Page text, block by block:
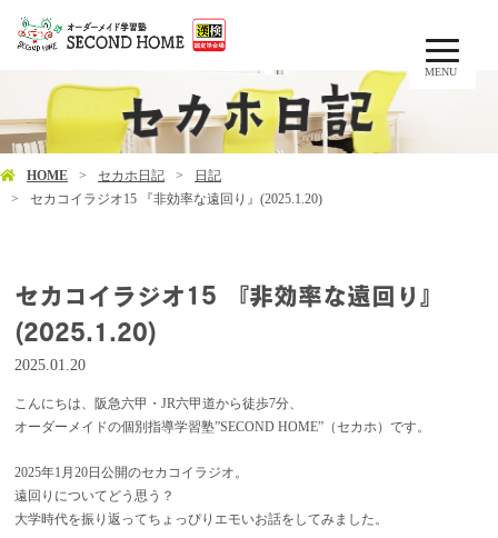
MENU
HOME セカホ日記
日記
セカコイラジオ15 『非効率な遠回り』(2025.1.20)
セカコイラジオ15 『非効率な遠回り』
(2025.1.20)
2025.01.20
こんにちは、阪急六甲・JR六甲道から徒歩7分、
オーダーメイドの個別指導学習塾”SECOND HOME”（セカホ）です。
2025年1月20日公開のセカコイラジオ。
遠回りについてどう思う？
大学時代を振り返ってちょっぴりエモいお話をしてみました。